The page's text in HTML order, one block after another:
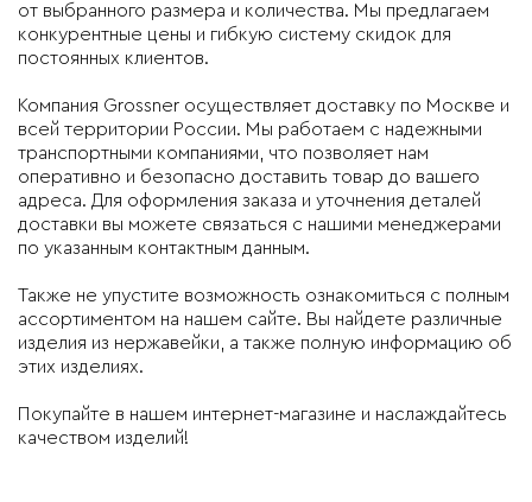
от выбранного размера и количества. Мы предлагаем
конкурентные цены и гибкую систему скидок для
постоянных клиентов.
Компания Grossner осуществляет доставку по Москве и
всей территории России. Мы работаем с надежными
транспортными компаниями, что позволяет нам
оперативно и безопасно доставить товар до вашего
адреса. Для оформления заказа и уточнения деталей
доставки вы можете связаться с нашими менеджерами
по указанным контактным данным.
Также не упустите возможность ознакомиться с полным
ассортиментом на нашем сайте. Вы найдете различные
изделия из нержавейки, а также полную информацию об
этих изделиях.
Покупайте в нашем интернет-магазине и наслаждайтесь
качеством изделий!